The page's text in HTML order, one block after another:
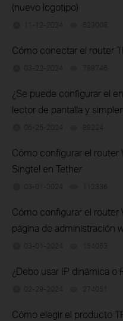
(nuevo logotipo)
11-12-2024 623008
Cómo conectar el router
03-22-2024 788746
¿Se puede configurar el
lector de pantalla y
06-25-2024 89224
Cómo configurar el router
Singtel en Tether
03-01-2024 112336
Cómo configurar el router
página de administración
03-01-2024 154063
¿Debo usar IP dinámica o
02-29-2024 274051
Cómo elegir el producto